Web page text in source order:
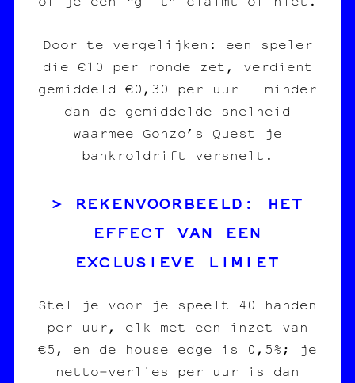
Door te vergelijken: een speler
die €10 per ronde zet, verdient
gemiddeld €0,30 per uur – minder
dan de gemiddelde snelheid
waarmee Gonzo’s Quest je
bankroldrift versnelt.
REKENVOORBEELD: HET
EFFECT VAN EEN
EXCLUSIEVE LIMIET
Stel je voor je speelt 40 handen
per uur, elk met een inzet van
€5, en de house edge is 0,5%; je
netto‑verlies per uur is dan